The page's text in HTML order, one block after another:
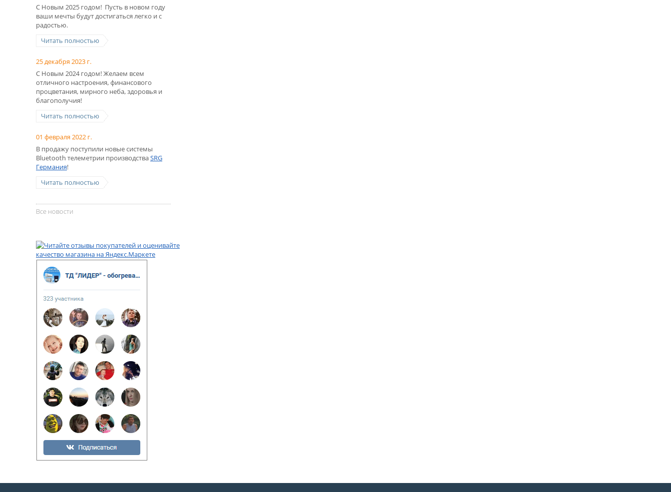
С Новым 2025 годом! Пусть в новом году
ваши мечты будут достигаться легко и с
радостью.
Читать полностью
25 декабря 2023 г.
С Новым 2024 годом! Желаем всем
отличного настроения, финансового
процветания, мирного неба, здоровья и
благополучия!
Читать полностью
01 февраля 2022 г.
В продажу поступили новые системы
Bluetooth телеметрии производстваSRG
Германия!
Читать полностью
Все новости